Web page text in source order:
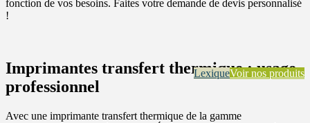
fonction de vos besoins. Faites votre demande de devis personnalisé
!
LexiqueVoir nos produits
Imprimantes transfert thermique : usage
professionnel
Avec une imprimante transfert thermique de la gamme